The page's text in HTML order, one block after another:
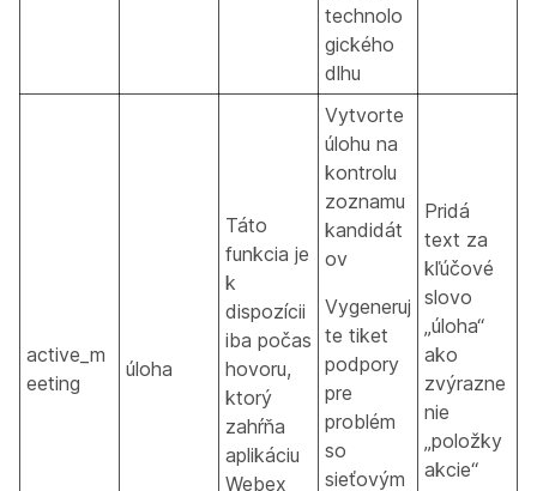
technolo
gického
dlhu
active_m
eeting
úloha
Táto
funkcia je
k
dispozícii
iba počas
hovoru,
ktorý
zahŕňa
aplikáciu
Webex
Vytvorte
úlohu na
kontrolu
zoznamu
kandidát
ov
Vygeneruj
te tiket
podpory
pre
problém
so
sieťovým
Pridá
text za
kľúčové
slovo
„úloha“
ako
zvýrazne
nie
„položky
akcie“